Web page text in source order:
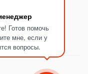
Готов помочь
мне, если у
вопросы.